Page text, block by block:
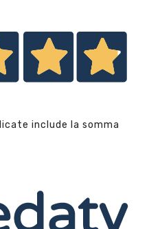
include la somma